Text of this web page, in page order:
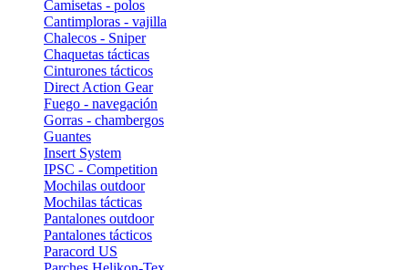
Camisetas - polos
Cantimploras - vajilla
Chalecos - Sniper
Chaquetas tácticas
Cinturones tácticos
Direct Action Gear
Fuego - navegación
Gorras - chambergos
Guantes
Insert System
IPSC - Competition
Mochilas outdoor
Mochilas tácticas
Pantalones outdoor
Pantalones tácticos
Paracord US